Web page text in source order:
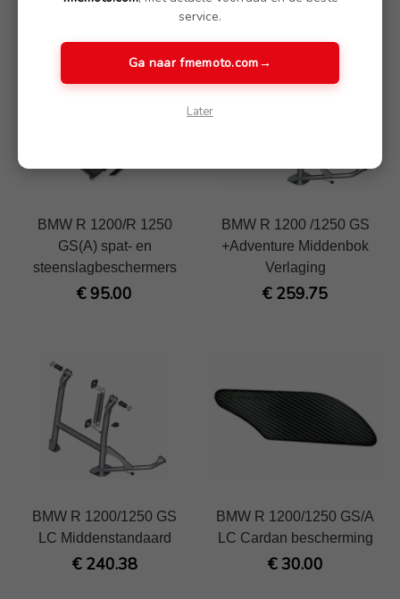
BMW R 1200/R 1250
GS(A) spat- en
steenslagbeschermers
€ 95.00
BMW R 1200 /1250 GS
+Adventure Middenbok
Verlaging
€ 259.75
BMW R 1200/1250 GS
LC Middenstandaard
€ 240.38
BMW R 1200/1250 GS/A
LC Cardan bescherming
€ 30.00
service.
Ga naar fmemoto.com→
Later